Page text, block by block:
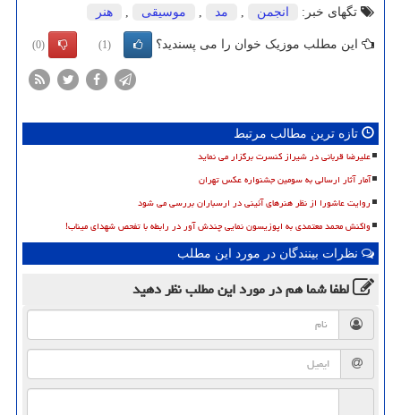
تگهای خبر:
انجمن مد موسیقی هنر
این مطلب موزیک خوان را می پسندید؟ (1)
(0)
تازه ترین مطالب مرتبط
علیرضا قربانی در شیراز کنسرت برگزار می نماید
آمار آثار ارسالی به سومین جشنواره عکس تهران
روایت عاشورا از نظر هنرهای آئینی در ارسباران بررسی می شود
واکنش محمد معتمدی به اپوزیسون نمایی چندش آور در رابطه با تفحص شهدای میناب!
نظرات بینندگان در مورد این مطلب
لطفا شما همدر مورد این مطلبنظر دهید